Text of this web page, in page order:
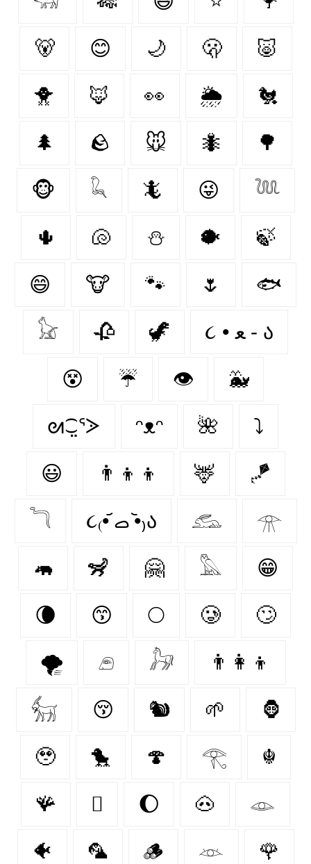
🐻‍ 😊 🌙 🫢 🐷
🐥 🦊 👀 🌦️ 🐔
🌲 🪨 🐭 🐜 🌳
🐵 𓆗 🦎 😜 𓆙
🌵 🐚 ⛄ 🐡 🍃
😄 🐮 🐾 🌷 🐟
𓃠 🥀 🦖 ૮ • ﻌ - ა⁩
😵 ☔ 👁️ 🐳
ᘛ⁐̤ᕐᐷ ᵔᴥᵔ 🌺 ⤵
😃 👨‍👦‍👦 🦌 🪁
𓆓 ૮₍•᷄ ࡇ •᷅₎ა 𓃹 𓁿
🦛 🦨 🤗 𓅓 😁
🌘 😙 🌕 🥲 🙄
🌪️ 𓂉 𓃗 👨‍👩‍👦
𓃶 😚 🐿 🌱 🦍
🥹 🐤 🍄‍ 𓂀 ☬
🪸 🫩 🌔 🐽 𓁼
🐠 🦜 🪵 𓁺 🌹